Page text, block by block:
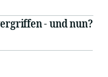
- und nun?